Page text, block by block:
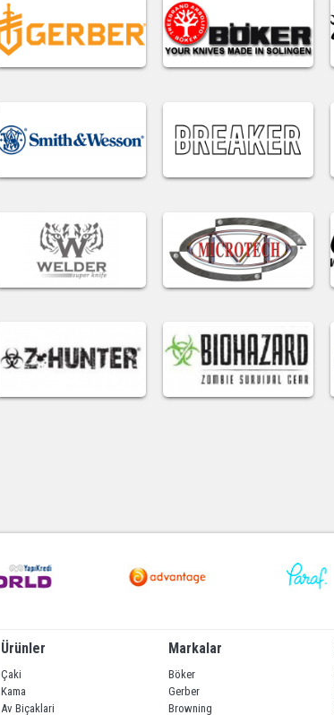
Ürünler
Çaki
Kama
Av Biçaklari
Markalar
Böker
Gerber
Browning